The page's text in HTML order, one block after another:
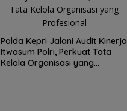
Polda Kepri Jalani Audit Kinerja
Itwasum Polri, Perkuat Tata
Kelola Organisasi yang